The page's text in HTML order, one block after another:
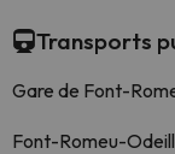
Transports
Gare de Font-
Font-Romeu-